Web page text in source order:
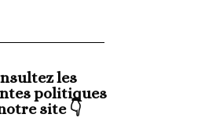
les
politiques
site 👇